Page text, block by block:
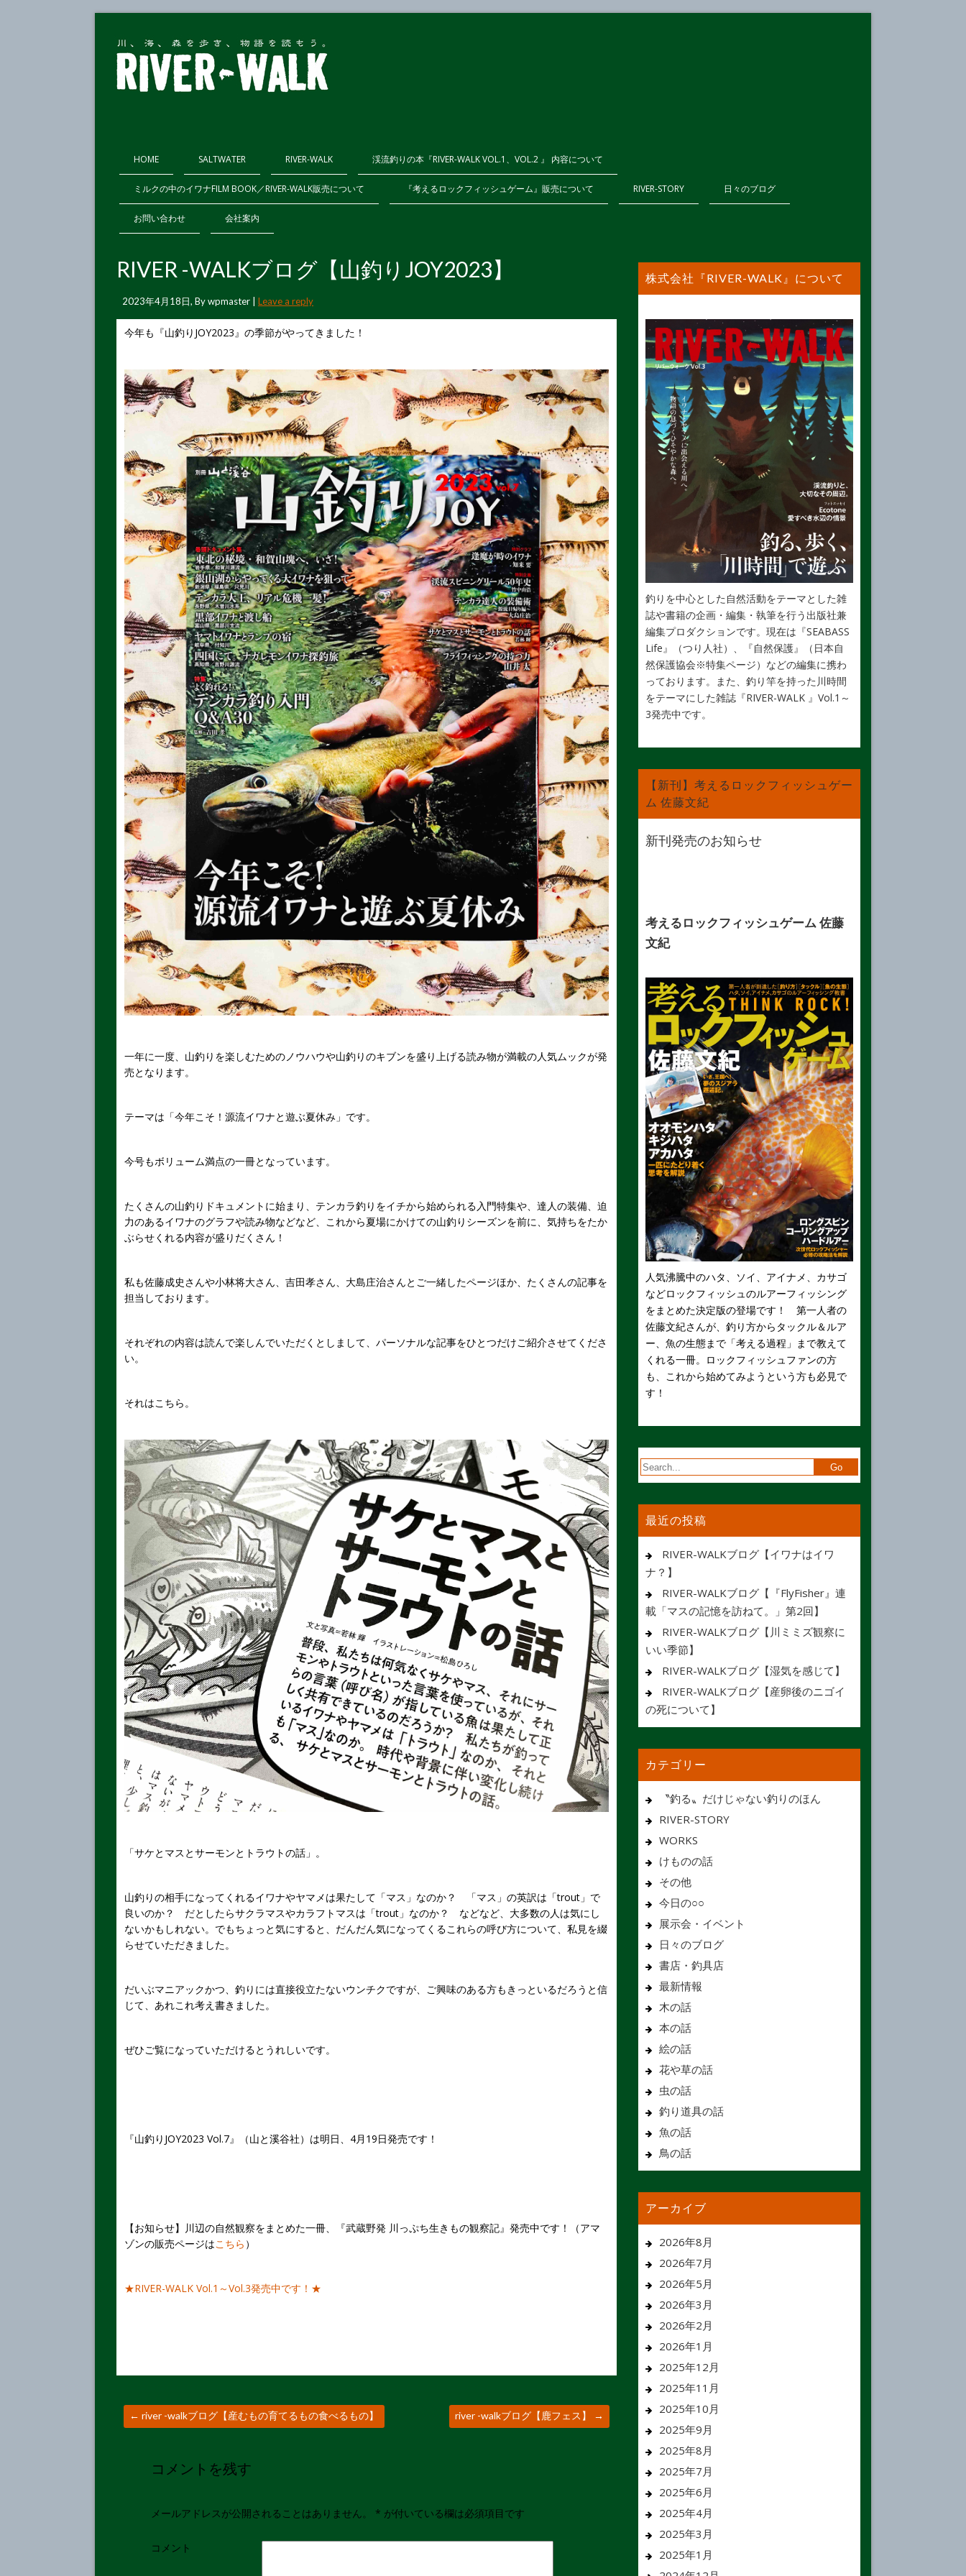
HOME SALTWATER RIVER-WALK 渓流釣りの本『RIVER-WALK VOL.1、VOL.2 』 内容について
ミルクの中のイワナFILM BOOK／RIVER-WALK販売について 『考えるロックフィッシュゲーム』販売について RIVER-STORY 日々のブログ
お問い合わせ 会社案内
RIVER -WALKブログ【山釣りJOY2023】
2023年4月18日, Bywpmaster Leave a reply
今年も『山釣りJOY2023』の季節がやってきました！
一年に一度、山釣りを楽しむためのノウハウや山釣りのキブンを盛り上げる読み物が満載の人気ムックが発
売となります。
テーマは「今年こそ！源流イワナと遊ぶ夏休み」です。
今号もボリューム満点の一冊となっています。
たくさんの山釣りドキュメントに始まり、テンカラ釣りをイチから始められる入門特集や、達人の装備、迫
力のあるイワナのグラフや読み物などなど、これから夏場にかけての山釣りシーズンを前に、気持ちをたか
ぶらせくれる内容が盛りだくさん！
私も佐藤成史さんや小林将大さん、吉田孝さん、大島庄治さんとご一緒したページほか、たくさんの記事を
担当しております。
それぞれの内容は読んで楽しんでいただくとしまして、パーソナルな記事をひとつだけご紹介させてくださ
い。
それはこちら。
「サケとマスとサーモンとトラウトの話」。
山釣りの相手になってくれるイワナやヤマメは果たして「マス」なのか？ 「マス」の英訳は「trout」で
良いのか？ だとしたらサクラマスやカラフトマスは「trout」なのか？ などなど、大多数の人は気にし
ないかもしれない。でもちょっと気にすると、だんだん気になってくるこれらの呼び方について、私見を綴
らせていただきました。
だいぶマニアックかつ、釣りには直接役立たないウンチクですが、ご興味のある方もきっといるだろうと信
じて、あれこれ考え書きました。
ぜひご覧になっていただけるとうれしいです。
『山釣りJOY2023 Vol.7』（山と溪谷社）は明日、4月19日発売です！
【お知らせ】川辺の自然観察をまとめた一冊、『武蔵野発 川っぷち生きもの観察記』発売中です！（アマ
ゾンの販売ページはこちら ）
★RIVER-WALK Vol.1～Vol.3発売中です！★
river -walkブログ【鹿フェス】 →
← river -walkブログ【産むもの育てるもの食べるもの】
コメントを残す
メールアドレスが公開されることはありません。 * が付いている欄は必須項目です
コメント
株式会社『RIVER-WALK』について
釣りを中心とした自然活動をテーマとした雑
誌や書籍の企画・編集・執筆を行う出版社兼
編集プロダクションです。現在は『SEABASS
Life』（つり人社）、『自然保護』（日本自
然保護協会※特集ページ）などの編集に携わ
っております。また、釣り竿を持った川時間
をテーマにした雑誌『RIVER-WALK 』Vol.1～
3発売中です。
【新刊】考えるロックフィッシュゲー
ム 佐藤文紀
新刊発売のお知らせ
考えるロックフィッシュゲーム 佐藤
文紀
人気沸騰中のハタ、ソイ、アイナメ、カサゴ
などロックフィッシュのルアーフィッシング
をまとめた決定版の登場です！ 第一人者の
佐藤文紀さんが、釣り方からタックル＆ルア
ー、魚の生態まで「考える過程」まで教えて
くれる一冊。ロックフィッシュファンの方
も、これから始めてみようという方も必見で
す！
最近の投稿
RIVER-WALKブログ【イワナはイワ
ナ？】
RIVER-WALKブログ【『FlyFisher』連
載「マスの記憶を訪ねて。」第2回】
RIVER-WALKブログ【川ミミズ観察に
いい季節】
RIVER-WALKブログ【湿気を感じて】
RIVER-WALKブログ【産卵後のニゴイ
の死について】
カテゴリー
〝釣る〟だけじゃない釣りのほん
RIVER-STORY
WORKS
けものの話
その他
今日の○○
展示会・イベント
日々のブログ
書店・釣具店
最新情報
木の話
本の話
絵の話
花や草の話
虫の話
釣り道具の話
魚の話
鳥の話
アーカイブ
2026年8月
2026年7月
2026年5月
2026年3月
2026年2月
2026年1月
2025年12月
2025年11月
2025年10月
2025年9月
2025年8月
2025年7月
2025年6月
2025年4月
2025年3月
2025年1月